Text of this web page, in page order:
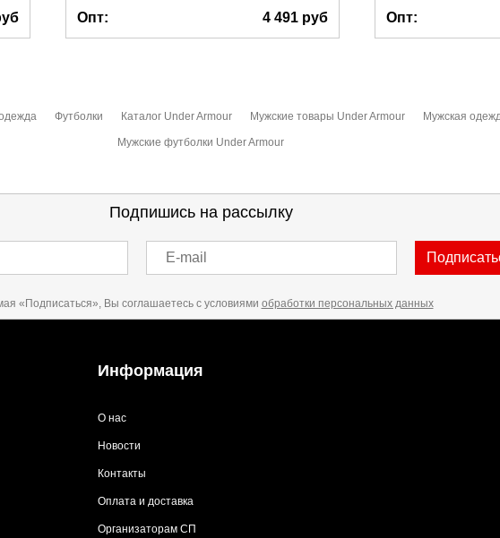
Опт:
4 491 руб
Опт:
Футболки Каталог Under Armour Мужские товары Under Armour Мужская
Мужские футболки Under Armour
Подпишись на рассылку
E-mail
«Подписаться», Вы соглашаетесь с условиями обработки персональных данных
Информация
О нас
Новости
Контакты
Оплата и доставка
Организаторам СП